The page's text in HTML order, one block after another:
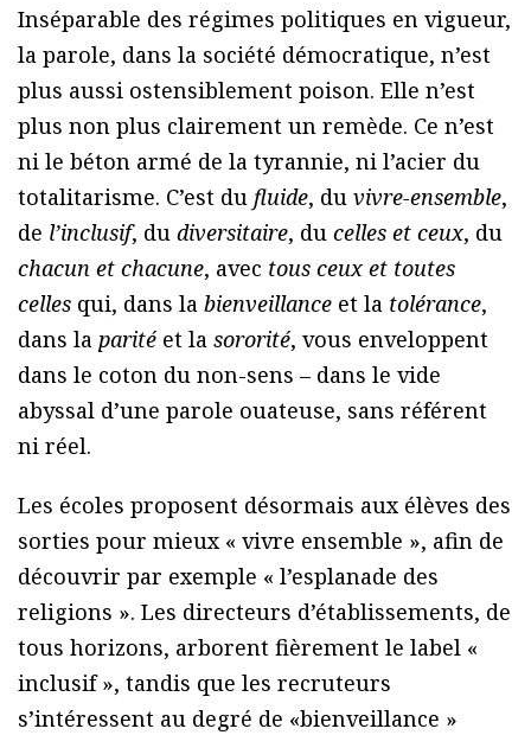
Inséparable des régimes politiques en vigueur,
la parole, dans la société démocratique, n’est
plus aussi ostensiblement poison. Elle n’est
plus non plus clairement un remède. Ce n’est
ni le béton armé de la tyrannie, ni l’acier du
totalitarisme. C’est du fluide, du vivre-ensemble,
de l’inclusif, du diversitaire, du celles et ceux, du
chacun et chacune, avec tous ceux et toutes
celles qui, dans la bienveillance et la tolérance,
dans la parité et la sororité, vous enveloppent
dans le coton du non-sens – dans le vide
abyssal d’une parole ouateuse, sans référent
ni réel.
Les écoles proposent désormais aux élèves des
sorties pour mieux « vivre ensemble », afin de
découvrir par exemple « l’esplanade des
religions ». Les directeurs d’établissements, de
tous horizons, arborent fièrement le label «
inclusif », tandis que les recruteurs
s’intéressent au degré de «bienveillance »